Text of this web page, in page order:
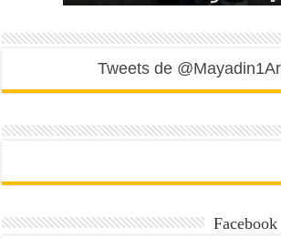
Tweets de